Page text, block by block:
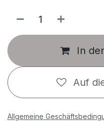
In
Auf
Allgemeine